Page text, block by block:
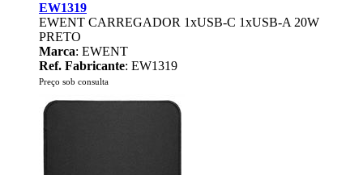
EW1319
EWENT CARREGADOR 1xUSB-C 1xUSB-A 20W
PRETO
Marca: EWENT
Ref. Fabricante: EW1319
Preço sob consulta